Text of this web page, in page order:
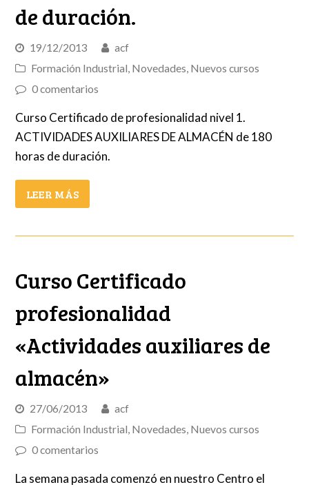
de duración.
19/12/2013
acf
Formación Industrial, Novedades, Nuevos cursos
0 comentarios
Curso Certificado de profesionalidad nivel 1.
ACTIVIDADES AUXILIARES DE ALMACÉN de 180
horas de duración.
LEER MÁS
Curso Certificado
profesionalidad
«Actividades auxiliares de
almacén»
27/06/2013
acf
Formación Industrial, Novedades, Nuevos cursos
0 comentarios
La semana pasada comenzó en nuestro Centro el